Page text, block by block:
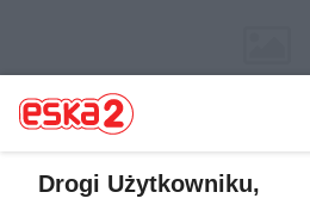
Drogi Użytkowniku,